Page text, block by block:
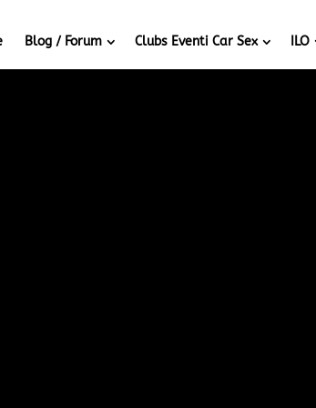
Blog / Forum Clubs Eventi Car Sex ILO